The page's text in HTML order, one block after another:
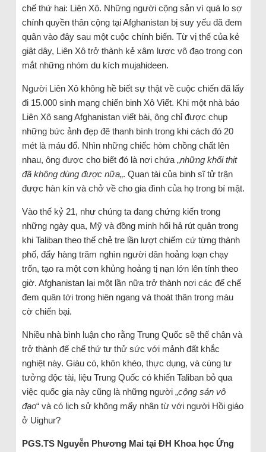
chế thứ hai: Liên Xô. Những người cộng sản vì quá lo sợ
chính quyền thân cộng tại Afghanistan bị suy yếu đã đem
quân vào đây sau một cuộc chính biến. Từ vị thế của kẻ
giật dây, Liên Xô trở thành kẻ xâm lược vô đạo trong con
mắt những nhóm du kích mujahideen.
Người Liên Xô không hề biết sự thật về cuộc chiến đã lấy
đi 15.000 sinh mạng chiến binh Xô Viết. Khi một nhà báo
Liên Xô sang Afghanistan viết bài, ông chỉ được chụp
những bức ảnh đẹp đẽ thanh bình trong khi cách đó 20
mét là máu đổ. Nhìn những chiếc hòm chồng chất lên
nhau, ông được cho biết đó là nơi chứa „những khối thịt
đã không dùng được nữa„. Quan tài của binh sĩ tử trận
được hàn kín và chở về cho gia đình của họ trong bí mật.
Vào thế kỷ 21, như chúng ta đang chứng kiến trong
những ngày qua, Mỹ và đồng minh hối hả rút quân trong
khi Taliban theo thế chẻ tre lần lượt chiếm cứ từng thành
phố, đẩy hàng trăm nghìn người dân hoảng loạn chạy
trốn, tạo ra một cơn khủng hoảng tị nạn lớn lên tính theo
giờ. Afghanistan lại một lần nữa trở thành nơi các đế chế
đem quân tới trong hiên ngang và thoát thân trong màu
cờ chiến bại.
Nhiều nhà bình luận cho rằng Trung Quốc sẽ thế chân và
trở thành đế chế thứ tư thử sức với mảnh đất khắc
nghiệt này. Giàu có, khôn khéo, thực dụng, và cùng tư
tưởng độc tài, liệu Trung Quốc có khiến Taliban bỏ qua
việc quốc gia này cũng là những người „cộng sản vô
đạo“ và có lịch sử không mấy nhân từ với người Hồi giáo
ở Uighur?
PGS.TS Nguyễn Phương Mai tại ĐH Khoa học Ứng